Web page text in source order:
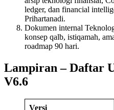
ledger, dan financial
Prihartanadi.
Dokumen internal
konsep qalb, istiqamah,
roadmap 90 hari.
Lampiran – Daftar
V6.6
Versi